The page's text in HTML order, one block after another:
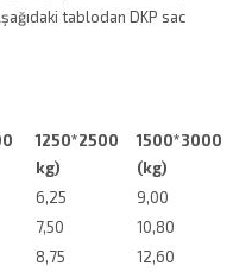
tablodan DKP sac
1250*2500
kg)
1500*3000
(kg)
6,25
9,00
7,50
10,80
8,75
12,60